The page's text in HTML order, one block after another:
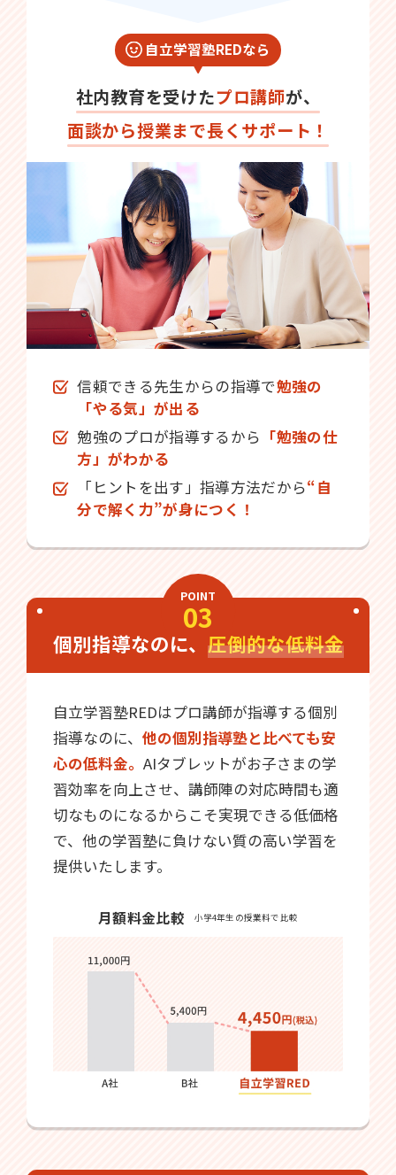
自立学習塾REDなら
社内教育を受けたプロ講師が、
面談から授業まで長くサポート！
信頼できる先生からの指導で勉強の
「やる気」が出る
勉強のプロが指導するから 「勉強の仕
方」がわかる
「ヒントを出す」指導方法だから“自
分で解く力”が身につく！
POINT
03
個別指導なのに、 圧倒的な低料金
自立学習塾REDはプロ講師が指導する個別
指導なのに、 他の個別指導塾と比べても安
心の低料金。 AIタブレットがお子さまの学
習効率を向上させ、講師陣の対応時間も適
切なものになるからこそ実現できる低価格
で、他の学習塾に負けない質の高い学習を
提供いたします。
月額料金比較 小学4年生の授業料で比較